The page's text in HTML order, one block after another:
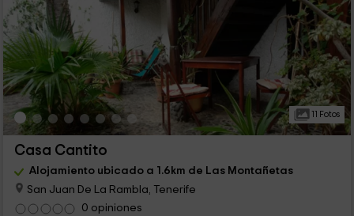
11 Fotos
Casa Cantito
Alojamiento ubicado a 1.6km de Las Montañetas
San Juan De La Rambla, Tenerife
0 opiniones